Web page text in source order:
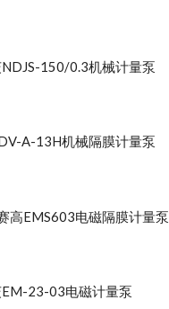
150/0.3机械计量泵
A-13H机械隔膜计量泵
高EMS603电磁隔膜计量泵
EM-23-03电磁计量泵